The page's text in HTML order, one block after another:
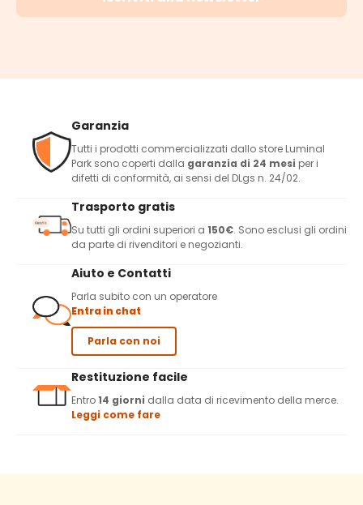
Garanzia
Tutti i prodotti commercializzati dallo store Luminal
Park sono coperti dalla garanzia di 24 mesi per i
difetti di conformità, ai sensi del DLgs n. 24/02.
Trasporto gratis
Su tutti gli ordini superiori a 150€. Sono esclusi gli ordini
da parte di rivenditori e negozianti.
Aiuto e Contatti
Parla subito con un operatore
Entra in chat
Parla con noi
Restituzione facile
Entro14 giorni dalla data di ricevimento della merce.
Leggi come fare